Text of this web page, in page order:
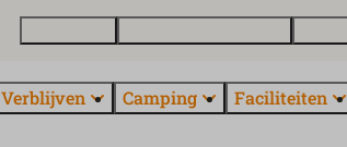
Verblijven Camping Faciliteiten